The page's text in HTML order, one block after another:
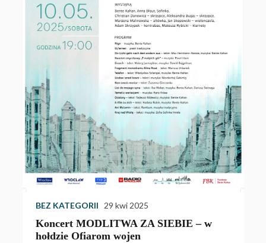
BEZ KATEGORII 29 kwi 2025
Koncert MODLITWA ZA SIEBIE – w
hołdzie Ofiarom wojen